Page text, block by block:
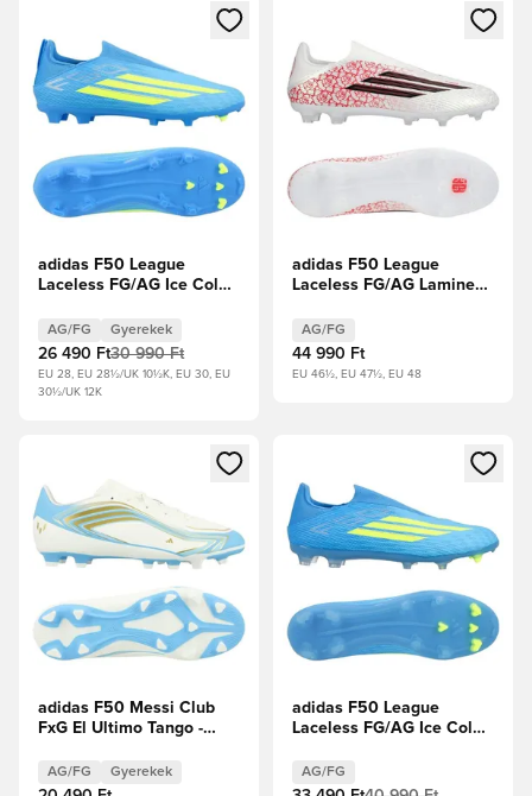
Megnyit egy modált a bejelentkezéshez vagy a tagként
adidas F50 League
Laceless FG/AG Ice Cold
Blue/Napsárga/Világos
szolgálati akva Gyerek
AG/FG Gyerekek
26 490 Ft30 990 Ft
EU 28, EU 28½/UK 10½K, EU 30, EU
30½/UK 12K
Megnyit egy modált a
adidas F50 League
Laceless FG/AG Lamine
Black/Élénkpiros
AG/FG
44 990 Ft
EU 46½, EU 47½, EU 48
Megnyit egy modált a bejelentkezéshez vagy a tagként
adidas F50 Messi Club
FxG El Ultimo Tango -
ragyogás/Icey Blue
Gyerek
AG/FG Gyerekek
Megnyit egy modált a
adidas F50 League
Laceless FG/AG Ice Cold
Blue/Napsárga/Világos
szolgálati akva
AG/FG